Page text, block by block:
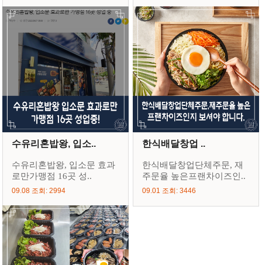
수유리혼밥왕, 입소..
수유리혼밥왕, 입소문 효과
로만가맹점 16곳 성..
09.08 조회: 2994
한식배달창업 ..
한식배달창업단체주문, 재
주문율 높은프랜차이즈인..
09.01 조회: 3446